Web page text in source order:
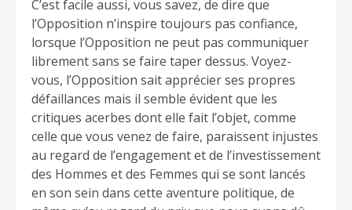
C’est facile aussi, vous savez, de dire que
l’Opposition n’inspire toujours pas confiance,
lorsque l’Opposition ne peut pas communiquer
librement sans se faire taper dessus. Voyez-
vous, l’Opposition sait apprécier ses propres
défaillances mais il semble évident que les
critiques acerbes dont elle fait l’objet, comme
celle que vous venez de faire, paraissent injustes
au regard de l’engagement et de l’investissement
des Hommes et des Femmes qui se sont lancés
en son sein dans cette aventure politique, de